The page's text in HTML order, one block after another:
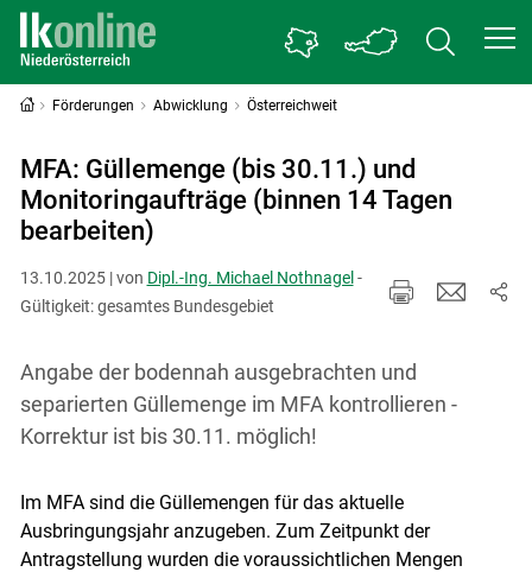
Förderungen Abwicklung Österreichweit
MFA: Güllemenge (bis 30.11.) und
Monitoringaufträge (binnen 14 Tagen
bearbeiten)
13.10.2025 | von Dipl.-Ing. Michael Nothnagel-
Gültigkeit: gesamtes Bundesgebiet
Angabe der bodennah ausgebrachten und
separierten Güllemenge im MFA kontrollieren -
Korrektur ist bis 30.11. möglich!
Im MFA sind die Güllemengen für das aktuelle
Ausbringungsjahr anzugeben. Zum Zeitpunkt der
Antragstellung wurden die voraussichtlichen Mengen